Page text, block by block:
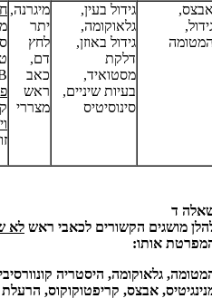
גידול בעין,
גלאוקומה,
גידול באוזן,
דלקת
מסטואיד,
בעיות שיניים,
סינוסיטיס
מיגרנה,
יתר
לחץ
דם,
כאב
ראש
מצררי
ד
מושגים הקשורים לכאבי ראש לא
אותו:
גלאוקומה, היסטריה
אבצס, קריפטוקוקוס,